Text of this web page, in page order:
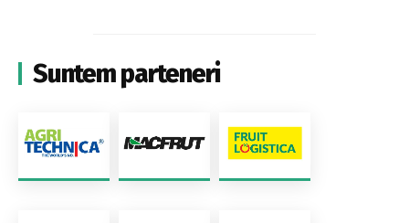
Suntem parteneri